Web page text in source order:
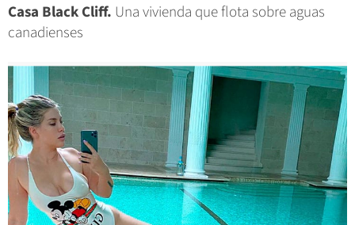
Casa Black Cliff. Una vivienda que flota sobre aguas
canadienses